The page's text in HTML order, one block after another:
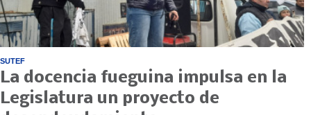
SUTEF
La docencia fueguina impulsa en la
Legislatura un proyecto de